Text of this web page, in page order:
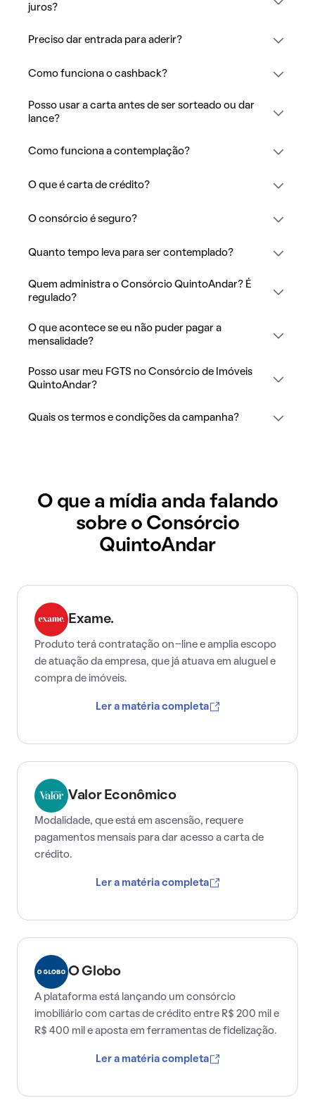
juros?
Preciso dar entrada para aderir?
Como funciona o cashback?
Posso usar a carta antes de ser sorteado ou dar
lance?
Como funciona a contemplação?
O que é carta de crédito?
O consórcio é seguro?
Quanto tempo leva para ser contemplado?
Quem administra o Consórcio QuintoAndar? É
regulado?
O que acontece se eu não puder pagar a
mensalidade?
Posso usar meu FGTS no Consórcio de Imóveis
QuintoAndar?
Quais os termos e condições da campanha?
O que a mídia anda falando
sobre o Consórcio
QuintoAndar
Exame.
Produto terá contratação on-line e amplia escopo
de atuação da empresa, que já atuava em aluguel e
compra de imóveis.
Ler a matéria completa
Valor Econômico
Modalidade, que está em ascensão, requere
pagamentos mensais para dar acesso a carta de
crédito.
Ler a matéria completa
O Globo
A plataforma está lançando um consórcio
imobiliário com cartas de crédito entre R$ 200 mil e
R$ 400 mil e aposta em ferramentas de fidelização.
Ler a matéria completa